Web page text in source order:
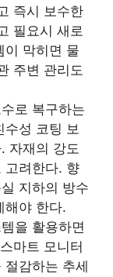
즉시 보수한
필요시 새로
이 막히면 물
주변 관리도
로 복구하는
수성 코팅 보
자재의 강도
고려한다. 향
지하의 방수
해야 한다.
을 활용하면
마트 모니터
감하는 추세